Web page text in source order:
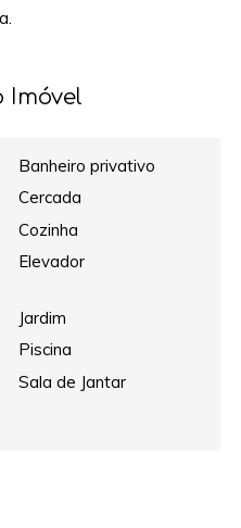
Imóvel
Banheiro privativo
Cercada
Cozinha
Elevador
Jardim
Piscina
Sala de Jantar